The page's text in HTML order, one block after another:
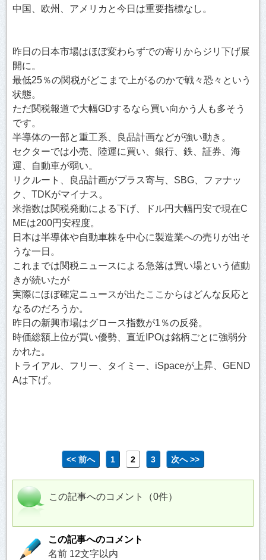
中国、欧州、アメリカと今日は重要指標なし。
昨日の日本市場はほぼ変わらずでの寄りからジリ下げ展
開に。
最低25％の関税がどこまで上がるのかで戦々恐々という
状態。
ただ関税報道で大幅GDするなら買い向かう人も多そう
です。
半導体の一部と重工系、良品計画などが強い動き。
セクターでは小売、陸運に買い、銀行、鉄、証券、海
運、自動車が弱い。
リクルート、良品計画がプラス寄与、SBG、ファナッ
ク、TDKがマイナス。
米指数は関税発動による下げ、ドル円大幅円安で現在C
MEは200円安程度。
日本は半導体や自動車株を中心に製造業への売りが出そ
うな一日。
これまでは関税ニュースによる急落は買い場という値動
きが続いたが
実際にほぼ確定ニュースが出たここからはどんな反応と
なるのだろうか。
昨日の新興市場はグロース指数が1％の反発。
時価総額上位が買い優勢、直近IPOは銘柄ごとに強弱分
かれた。
トライアル、フリー、タイミー、iSpaceが上昇、GEND
Aは下げ。
<< 前へ 1 2 3 次へ >>
この記事へのコメント（0件）
この記事へのコメント
名前 12文字以内